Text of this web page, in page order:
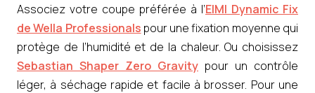
Associez votre coupe préférée à l’EIMI Dynamic Fix
de Wella Professionals pour une fixation moyenne qui
protège de l’humidité et de la chaleur. Ou choisissez
Sebastian Shaper Zero Gravity pour un contrôle
léger, à séchage rapide et facile à brosser. Pour une